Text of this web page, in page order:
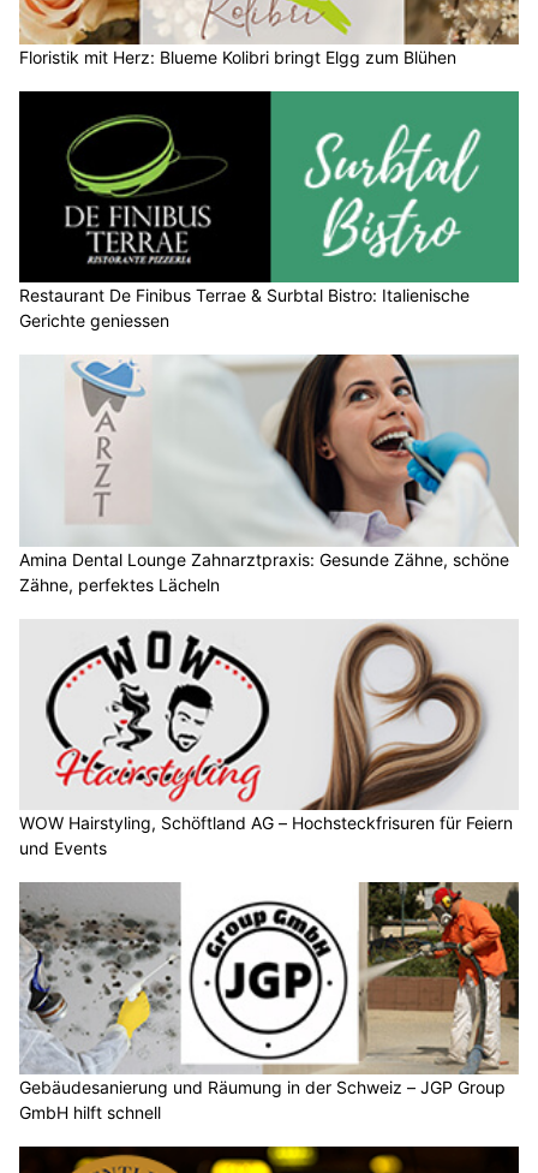
Floristik mit Herz: Blueme Kolibri bringt Elgg zum Blühen
Restaurant De Finibus Terrae & Surbtal Bistro: Italienische
Gerichte geniessen
Amina Dental Lounge Zahnarztpraxis: Gesunde Zähne, schöne
Zähne, perfektes Lächeln
WOW Hairstyling, Schöftland AG – Hochsteckfrisuren für Feiern
und Events
Gebäudesanierung und Räumung in der Schweiz – JGP Group
GmbH hilft schnell